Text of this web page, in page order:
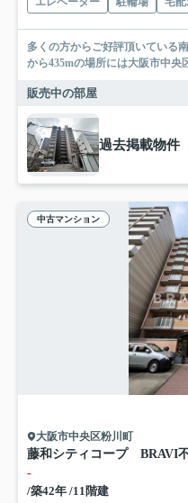
多くの方からご好評頂いている
から435mの場所には大阪市中央
販売中の部屋
過去掲載物件
中古マンション
大阪市中央区粉川町
藤和シティコープ BRAVI
-
/築42年 /11階建